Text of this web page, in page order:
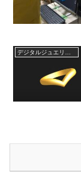
デジタルジュエリーファクトリ